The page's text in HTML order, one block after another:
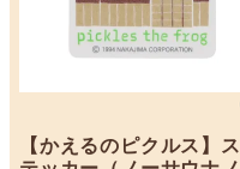
【かえるのピクルス】ス